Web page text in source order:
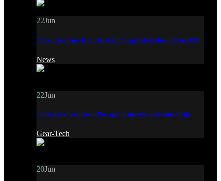
22Jun
Canciones para los primeros 15 segundos: Hook-first 2026
News
22Jun
Entender el volumen: Por qué tu master suena más bajo
Gear-Tech
20Jun